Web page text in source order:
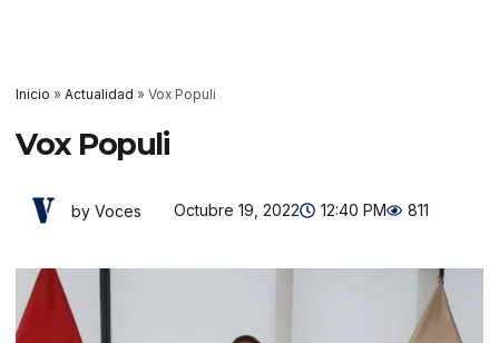
Inicio » Actualidad » Vox Populi
Vox Populi
by Voces Octubre 19, 2022 12:40 PM 811